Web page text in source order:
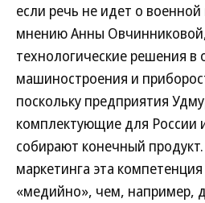
если речь не идет о
мнению Анны
технологические решения в
машиностроения и
поскольку предприятия
комплектующие для России
собирают конечный
маркетинга эта
«медийно», чем, например,